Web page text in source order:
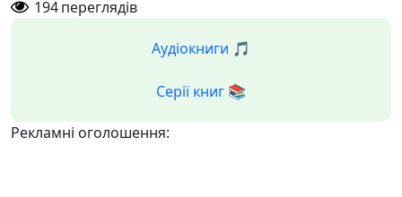
194переглядів
Аудіокниги 🎵
Серії книг 📚
Рекламні оголошення: